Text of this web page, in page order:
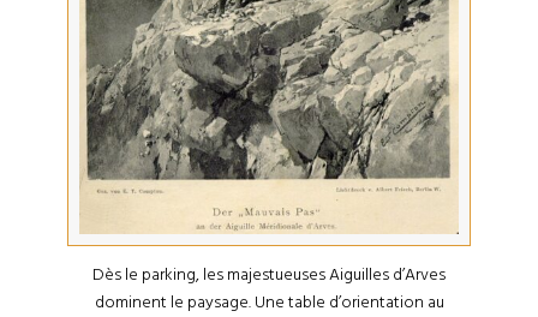
Dès le parking, les majestueuses Aiguilles d’Arves
dominent le paysage. Une table d’orientation au